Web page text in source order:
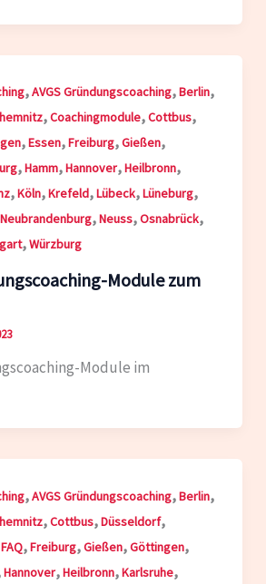
,AVGS Gründungscoaching,Berlin,
,Coachingmodule,Cottbus,
,Essen,Freiburg,Gießen,
,Hamm,Hannover,Heilbronn,
,Köln,Krefeld,Lübeck,Lüneburg,
Neubrandenburg,Neuss,Osnabrück,
,Würzburg
Module zum
Module im
,AVGS Gründungscoaching,Berlin,
,Cottbus,Düsseldorf,
FAQ,Freiburg,Gießen,Göttingen,
Hannover,Heilbronn,Karlsruhe,